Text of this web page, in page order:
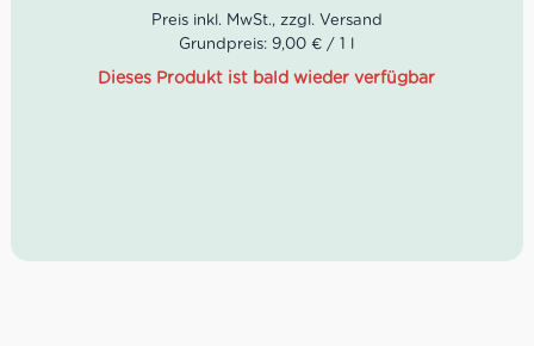
Geruch: Intensiv, geprägt von roten Früchten in
Kombination mit Noten von Rosen- und
Geschmack: Leicht, frisch und ausgewogen, sehr
Grundpreis: 9,00 € / 1 l
Dieses Produkt ist bald wieder verfügbar